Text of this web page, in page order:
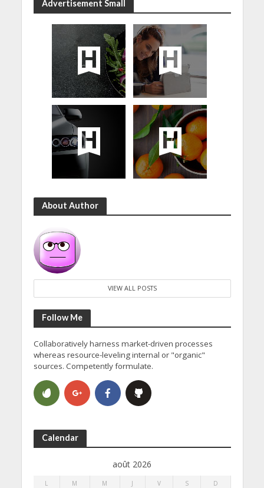
Advertisement Small
About Author
VIEW ALL POSTS
Follow Me
Collaboratively harness market-driven processes
whereas resource-leveling internal or "organic"
sources. Competently formulate.
Calendar
août 2026
L M M J V S D